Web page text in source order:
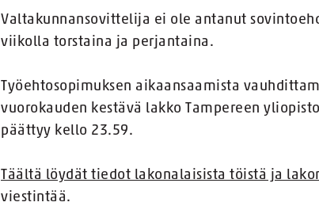
Valtakunnansovittelija ei ole antanut
viikolla torstaina ja perjantaina.
Työehtosopimuksen aikaansaamista
vuorokauden kestävä lakko Tampereen
päättyy kello 23.59.
Täältä löydät tiedot lakonalaisista töistä ja
viestintää.